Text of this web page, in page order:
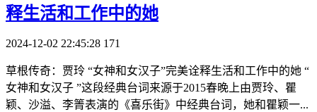
释生活和工作中的她
2024-12-02 22:45:28 171
草根传奇：贾玲 “女神和女汉子”完美诠释生活和工作中的她 “
女神和女汉子 ”这段经典台词来源于2015春晚上由贾玲、瞿
颖、沙溢、李箐表演的《喜乐街》中经典台词，她和瞿颖一...